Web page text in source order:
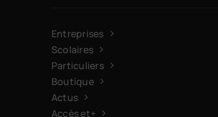
Entreprises
Scolaires
Particuliers
Boutique